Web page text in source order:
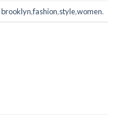
brooklyn,fashion,style,women.